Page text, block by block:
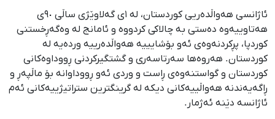
ئاژانسی هەواڵدەریی کوردستان، لە ١ی گەلاوێژی ساڵی ٩٠ی
هەتاوییەوە دەستی بە چالاکی کردووە و ئامانج لە وەگەڕخستنی
كوردپا، پڕكردنەوەی ئەو بۆشایییە هەواڵدەرییە وردەیە لە
كوردستان. هەروەها سەرتاسەری و گشتگیركردنی ڕووداوەكانی
كوردستان و گواستنەوەی ڕاست و وردی ئەو ڕووداوانە بۆ ماڵپەڕ و
ڕاگەیەندنە هەواڵییەكانی دیكە لە گرینگترین ستراتیژییەكانی ئەم
ئاژانسە دێنە ئەژمار.